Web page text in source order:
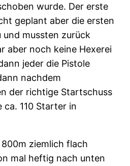
wurde. Der erste
geplant aber die ersten
und mussten zurück
aber noch keine Hexerei
jeder die Pistole
nachdem
der richtige Startschuss
110 Starter in
ziemlich flach
mal heftig nach unten